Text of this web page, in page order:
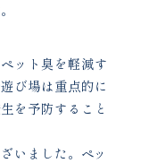
ット臭を軽減す
び場は重点的に
を予防すること
いました。ペッ